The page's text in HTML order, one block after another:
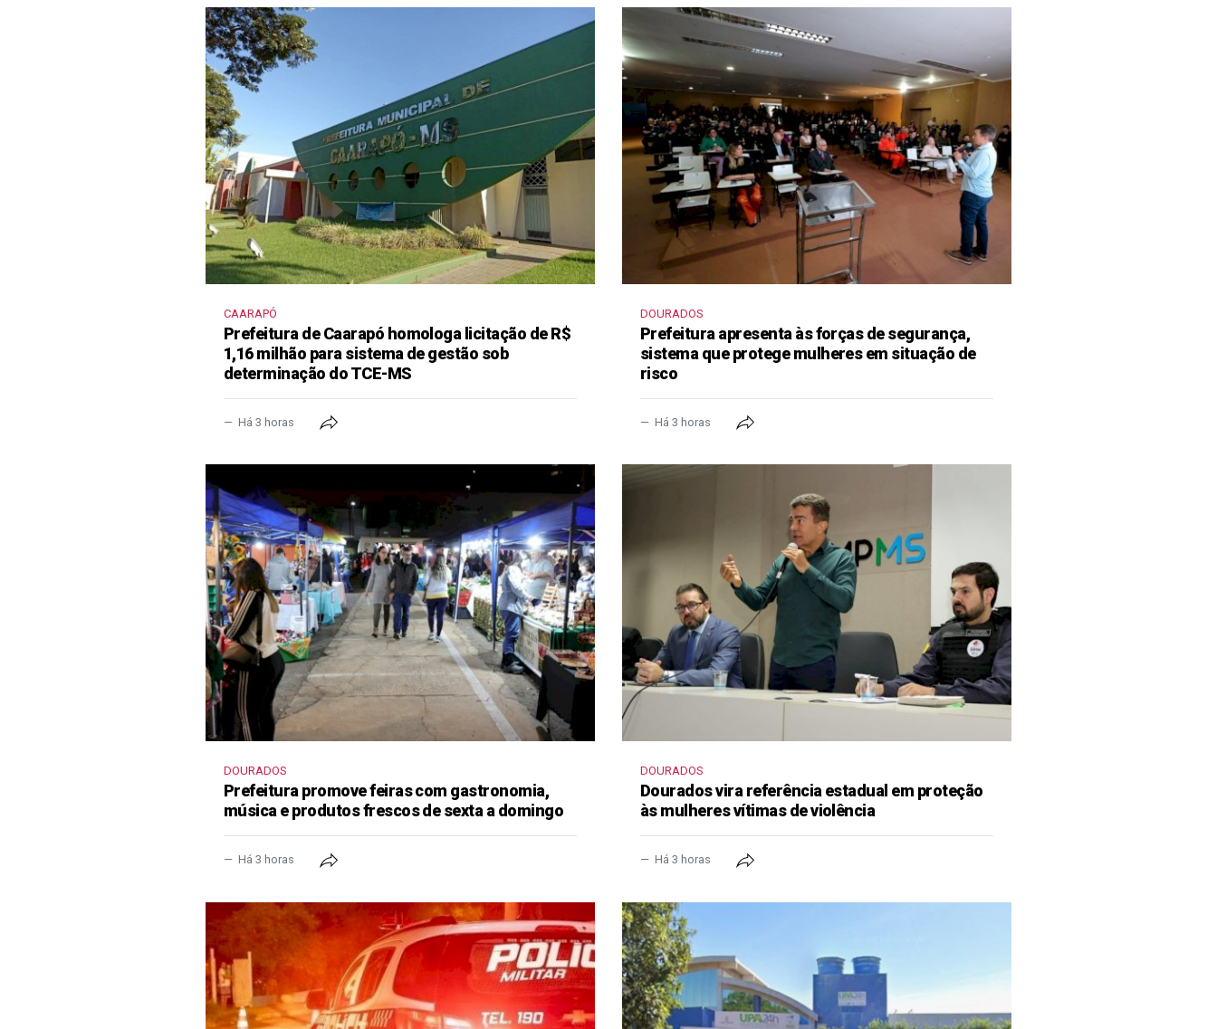
CAARAPÓ
Prefeitura de Caarapó homologa licitação de R$
1,16 milhão para sistema de gestão sob
determinação do TCE-MS
Há 3 horas
DOURADOS
Prefeitura apresenta às forças de segurança,
sistema que protege mulheres em situação de
risco
Há 3 horas
DOURADOS
Prefeitura promove feiras com gastronomia,
música e produtos frescos de sexta a domingo
Há 3 horas
DOURADOS
Dourados vira referência estadual em proteção
às mulheres vítimas de violência
Há 3 horas